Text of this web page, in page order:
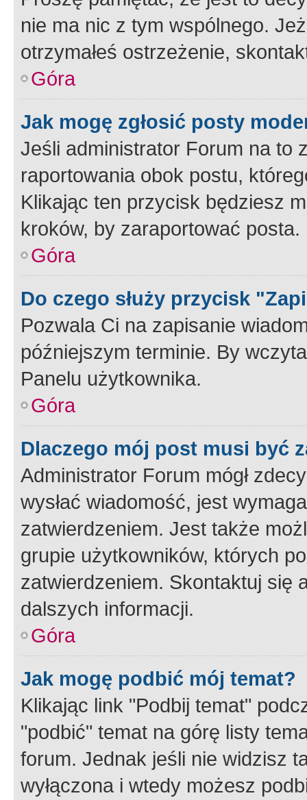
nie ma nic z tym wspólnego.
otrzymałeś ostrzeżenie,
Góra
Jak mogę zgłosić posty
Jeśli administrator Forum na to
raportowania obok postu,
Klikając ten przycisk będziesz
kroków, by zaraportować posta.
Góra
Do czego służy przycisk
Pozwala Ci na zapisanie
późniejszym terminie. By
Panelu użytkownika.
Góra
Dlaczego mój post musi być
Administrator Forum mógł
wysłać wiadomość, jest
zatwierdzeniem. Jest także
grupie użytkowników, których
zatwierdzeniem. Skontaktuj się
dalszych informacji.
Góra
Jak mogę podbić mój temat?
Klikając link "Podbij temat"
"podbić" temat na górę listy
forum. Jednak jeśli nie widzisz
wyłączona i wtedy możesz